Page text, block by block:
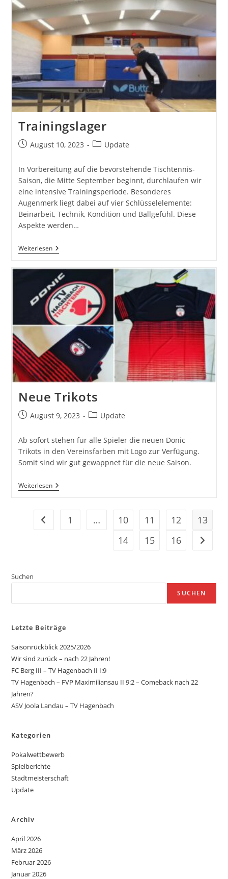
Noppenlehrgang
Trainingslager
BeitragAugust 10, 2023
Beitrags-
Update
In Vorbereitung auf die bevorstehende Tischtennis-
Saison, die Mitte September beginnt, durchlaufen wir
eine intensive Trainingsperiode. Besonderes
Augenmerk liegt dabei auf vier Schlüsselelemente:
Beinarbeit, Technik, Kondition und Ballgefühl. Diese
Aspekte werden…
WeiterlesenTrainingslager
Neue Trikots
BeitragAugust 9, 2023
Beitrags-
Update
Ab sofort stehen für alle Spieler die neuen Donic
Trikots in den Vereinsfarben mit Logo zur Verfügung.
Somit sind wir gut gewappnet für die neue Saison.
WeiterlesenNeue
Trikots
Zur vorherigen Seite
1 … 10 11 12
13
14
15 16 Zur
Suchen
SUCHEN
Letzte Beiträge
Saisonrückblick 2025/2026
Wir sind zurück – nach 22 Jahren!
FC Berg III – TV Hagenbach II I:9
TV Hagenbach – FVP Maximiliansau II 9:2 – Comeback nach 22
Jahren?
ASV Joola Landau – TV Hagenbach
Kategorien
Pokalwettbewerb
Spielberichte
Stadtmeisterschaft
Update
Archiv
April 2026
März 2026
Februar 2026
Januar 2026